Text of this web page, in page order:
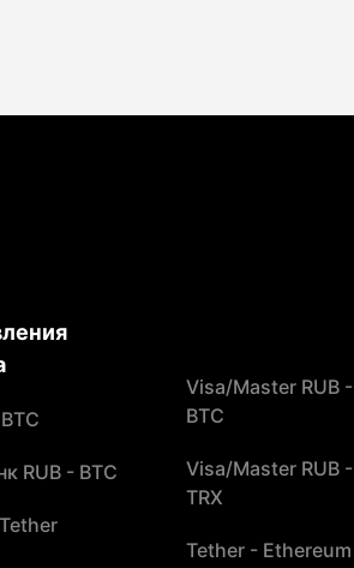
RUB - BTC
Visa/Master RUB -
BTC
Visa/Master RUB -
TRX
Tether - Ethereum